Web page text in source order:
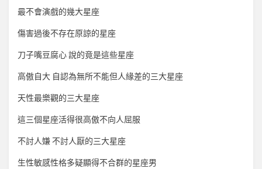
最不會演戲的幾大星座
傷害過後不存在原諒的星座
刀子嘴豆腐心 說的竟是這些星座
高傲自大 自認為無所不能但人緣差的三大星座
天性最樂觀的三大星座
這三個星座活得很高傲不向人屈服
不討人嫌 不討人厭的三大星座
生性敏感性格多疑顯得不合群的星座男